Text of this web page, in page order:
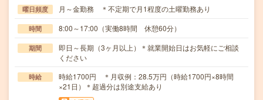
曜日頻度 月～金勤務 ＊不定期で月1程度の土曜勤務あり
時間 8:00～17:00（実働8時間 休憩60分）
期間
即日～長期（3ヶ月以上）＊就業開始日はお気軽にご相談
ください
時給
時給1700円 ＊月収例：28.5万円（時給1700円×8時間
×21日）＊超過分は別途支給あり